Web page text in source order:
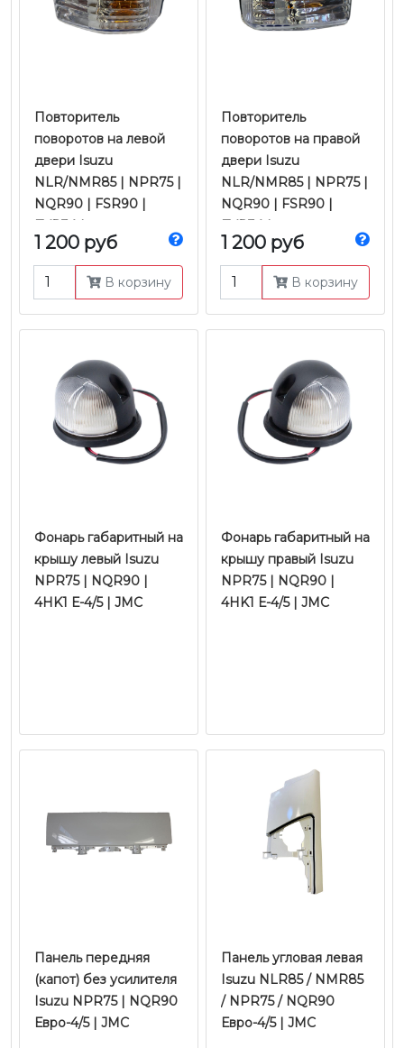
Повторитель
поворотов на левой
двери Isuzu
NLR/NMR85 | NPR75 |
NQR90 | FSR90 |
FVR34 |
4JJ1/4HK1/6HK1 Е-4/5 |
JMC
1 200 руб
В корзину
Повторитель
поворотов на правой
двери Isuzu
NLR/NMR85 | NPR75 |
NQR90 | FSR90 |
FVR34 |
4JJ1/4HK1/6HK1 Е-4/5 |
JMC
1 200 руб
В корзину
Фонарь габаритный на
крышу левый Isuzu
NPR75 | NQR90 |
4HK1 Е-4/5 | JMC
Фонарь габаритный на
крышу правый Isuzu
NPR75 | NQR90 |
4HK1 Е-4/5 | JMC
Панель передняя
(капот) без усилителя
Isuzu NPR75 | NQR90
Евро-4/5 | JMC
Панель угловая левая
Isuzu NLR85 / NMR85
/ NPR75 / NQR90
Евро-4/5 | JMC